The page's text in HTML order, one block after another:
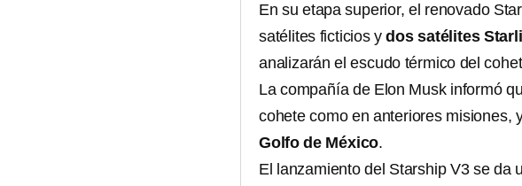
En su etapa superior, el renovado
satélites ficticios ydos satélites
analizarán el escudo térmico del
La compañía de Elon Musk informó
cohete como en anteriores misiones,
Golfo de México.
El lanzamiento del Starship V3 se da